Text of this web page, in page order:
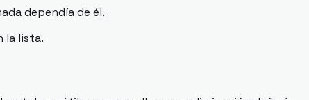
dependía de él.
la lista.